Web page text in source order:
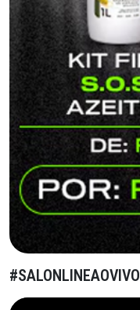
#SALONLINEAOVIVO